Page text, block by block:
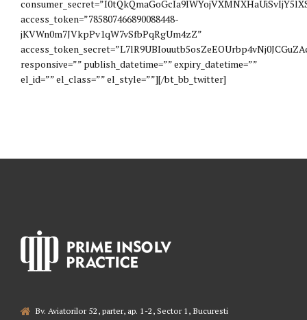
access_token=”785807466890088448-
jKVWn0m7JVkpPv1qW7vSfbPqRgUm4zZ”
responsive=”” publish_datetime=”” expiry_datetime=””
el_id=”” el_class=”” el_style=””][/bt_bb_twitter]
Bv. Aviatorilor 52, parter, ap. 1-2, Sector 1, Bucuresti